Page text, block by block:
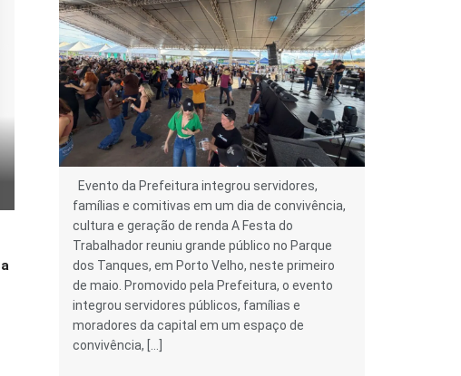
Evento da Prefeitura integrou servidores,
famílias e comitivas em um dia de convivência,
cultura e geração de renda A Festa do
Trabalhador reuniu grande público no Parque
dos Tanques, em Porto Velho, neste primeiro
de maio. Promovido pela Prefeitura, o evento
integrou servidores públicos, famílias e
moradores da capital em um espaço de
convivência, […]